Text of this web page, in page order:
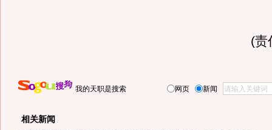
(责
我的天职是搜索 网页 新闻
相关新闻